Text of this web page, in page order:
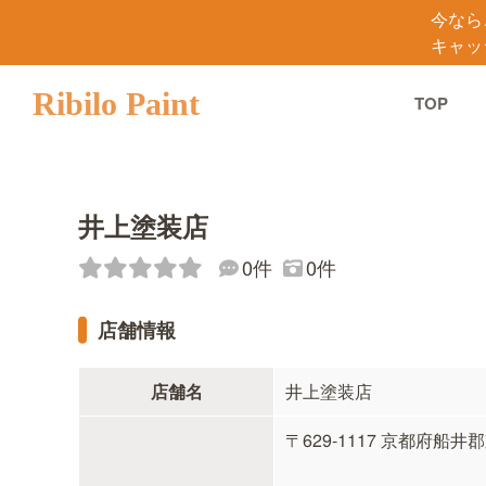
今な
キャ
Ribilo Paint TOP
井上塗装店
0件 0件
店舗情報
店舗名 井上塗装店
〒629-1117 京都府船井